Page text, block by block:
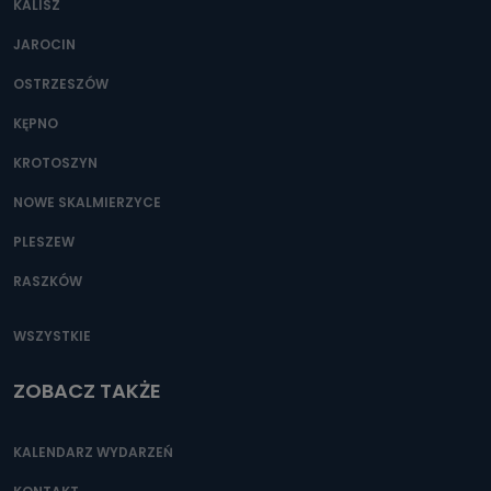
Można to zrobić pod numerem telefonu 62 735-51-05 lub
KALISZ
JAROCIN
OSTRZESZÓW
KĘPNO
KROTOSZYN
NOWE SKALMIERZYCE
PLESZEW
RASZKÓW
WSZYSTKIE
ZOBACZ TAKŻE
KALENDARZ WYDARZEŃ